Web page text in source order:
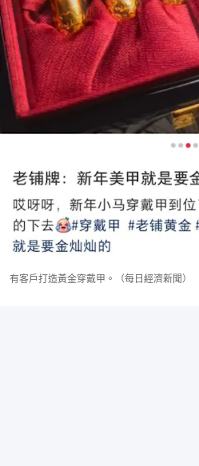
有客戶打造黃金穿戴甲。（每日經濟新聞）